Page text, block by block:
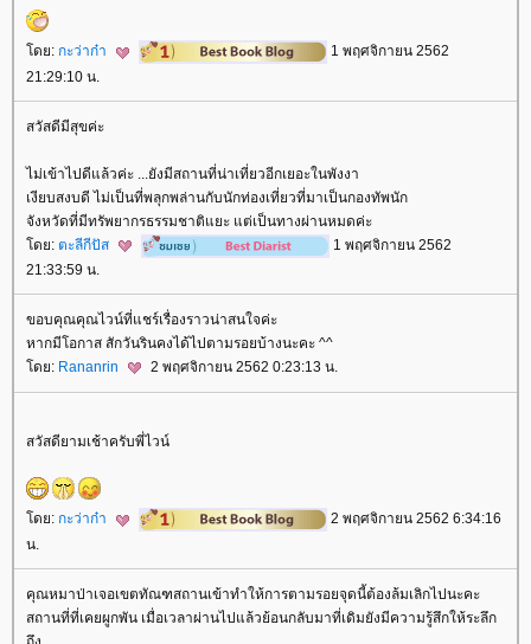
ดย: กะว่าก๋า
1 พฤศจิกายน 2562
21:29:10 น.
สวัสดีมีสุขค่ะ
ไม่เข้าไปดีแล้วค่ะ ...ยังมีสถานที่น่าเที่ยวอีกเยอะในพังงา
เงียบสงบดี ไม่เป็นที่พลุกพล่านกับนักท่องเที่ยวที่มาเป็นกองทัพนัก
จังหวัดที่มีทรัพยากรธรรมชาติแยะ แต่เป็นทางผ่านหมดค่ะ
ดย: ตะลีกีปัส
1 พฤศจิกายน 2562
21:33:59 น.
ขอบคุณคุณไวน์ที่แชร์เรื่องราวน่าสนใจค่ะ
หากมีโอกาส สักวันรินคงได้ไปตามรอยบ้างนะคะ ^^
ดย: Rananrin 2 พฤศจิกายน 2562 0:23:13 น.
สวัสดียามเช้าครับพี่ไวน์
ดย: กะว่าก๋า
2 พฤศจิกายน 2562 6:34:16
น.
คุณหมาป่าเจอเขตทัณฑสถานเข้าทำให้การตามรอยจุดนี้ต้องล้มเลิกไปนะคะ
สถานที่ที่เคยผูกพัน เมื่อเวลาผ่านไปแล้วย้อนกลับมาที่เดิมยังมีความรู้สึกให้ระลึก